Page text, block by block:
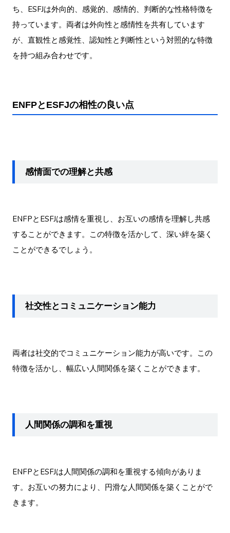
ち、ESFJは外向的、感覚的、感情的、判断的な性格特徴を
持っています。両者は外向性と感情性を共有しています
が、直観性と感覚性、認知性と判断性という対照的な特徴
を持つ組み合わせです。
ENFPとESFJの相性の良い点
感情面での理解と共感
ENFPとESFJは感情を重視し、お互いの感情を理解し共感
することができます。この特徴を活かして、深い絆を築く
ことができるでしょう。
社交性とコミュニケーション能力
両者は社交的でコミュニケーション能力が高いです。この
特徴を活かし、幅広い人間関係を築くことができます。
人間関係の調和を重視
ENFPとESFJは人間関係の調和を重視する傾向がありま
す。お互いの努力により、円滑な人間関係を築くことがで
きます。